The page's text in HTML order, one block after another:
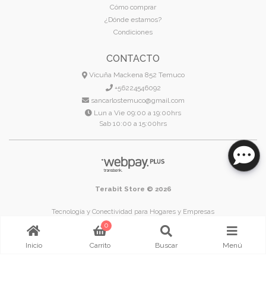
Cómo comprar
¿Dónde estamos?
Condiciones
CONTACTO
Vicuña Mackena 852 Temuco
+56224546092
sancarlostemuco@gmail.com
Lun a Vie 09:00 a 19:00hrs
Sab 10:00 a 15:00hrs
Terabit Store © 2026
Tecnología y Conectividad para Hogares y Empresas
Temuco - Región de La Araucanía - Chile
Inicio
0
Carrito Buscar Menú